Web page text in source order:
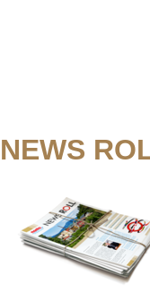
NEWS